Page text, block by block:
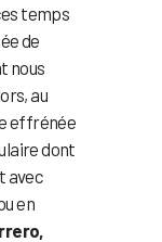
temps
de
nous
au
effrénée
dont
avec
en